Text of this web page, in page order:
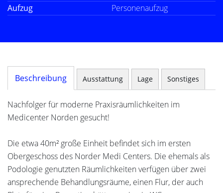
Aufzug
Personenaufzug
Beschreibung Ausstattung Lage Sonstiges
Nachfolger für moderne Praxisräumlichkeiten im
Medicenter Norden gesucht!
Die etwa 40m² große Einheit befindet sich im ersten
Obergeschoss des Norder Medi Centers. Die ehemals als
Podologie genutzten Räumlichkeiten verfügen über zwei
ansprechende Behandlungsräume, einen Flur, der auch